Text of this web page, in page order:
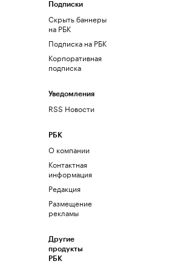
Подписки
Скрыть баннеры
на РБК
Подписка на РБК
Корпоративная
подписка
Уведомления
RSS Новости
РБК
О компании
Контактная
информация
Редакция
Размещение
рекламы
Другие
продукты
РБК